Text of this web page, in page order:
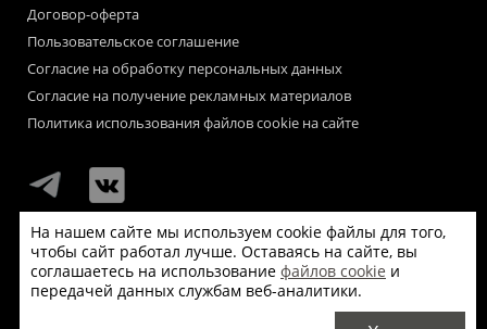
Договор-оферта
Пользовательское соглашение
Согласие на обработку персональных данных
Согласие на получение рекламных материалов
Политика использования файлов cookie на сайте
Мы используем файлы «cookie» для функционирования сайта.
Если Вас это не устраивает, пожалуйста, покиньте сайт.
На нашем сайте мы используем cookie файлы для того,
чтобы сайт работал лучше. Оставаясь на сайте, вы
соглашаетесь на использование файлов cookie и
передачей данных службам веб-аналитики.